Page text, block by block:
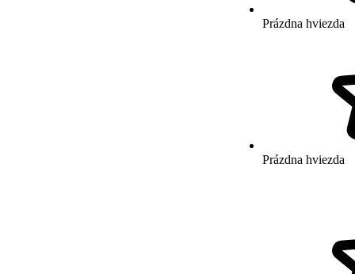
Prázdna hviezda
Prázdna hviezda